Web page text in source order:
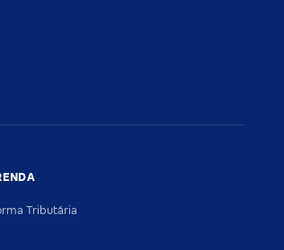
Tributária